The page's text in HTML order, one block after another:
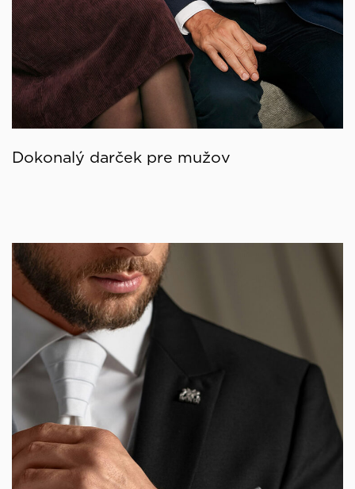
Dokonalý darček pre mužov